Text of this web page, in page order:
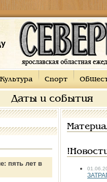
Культура Спорт
Даты и события
пять лет в